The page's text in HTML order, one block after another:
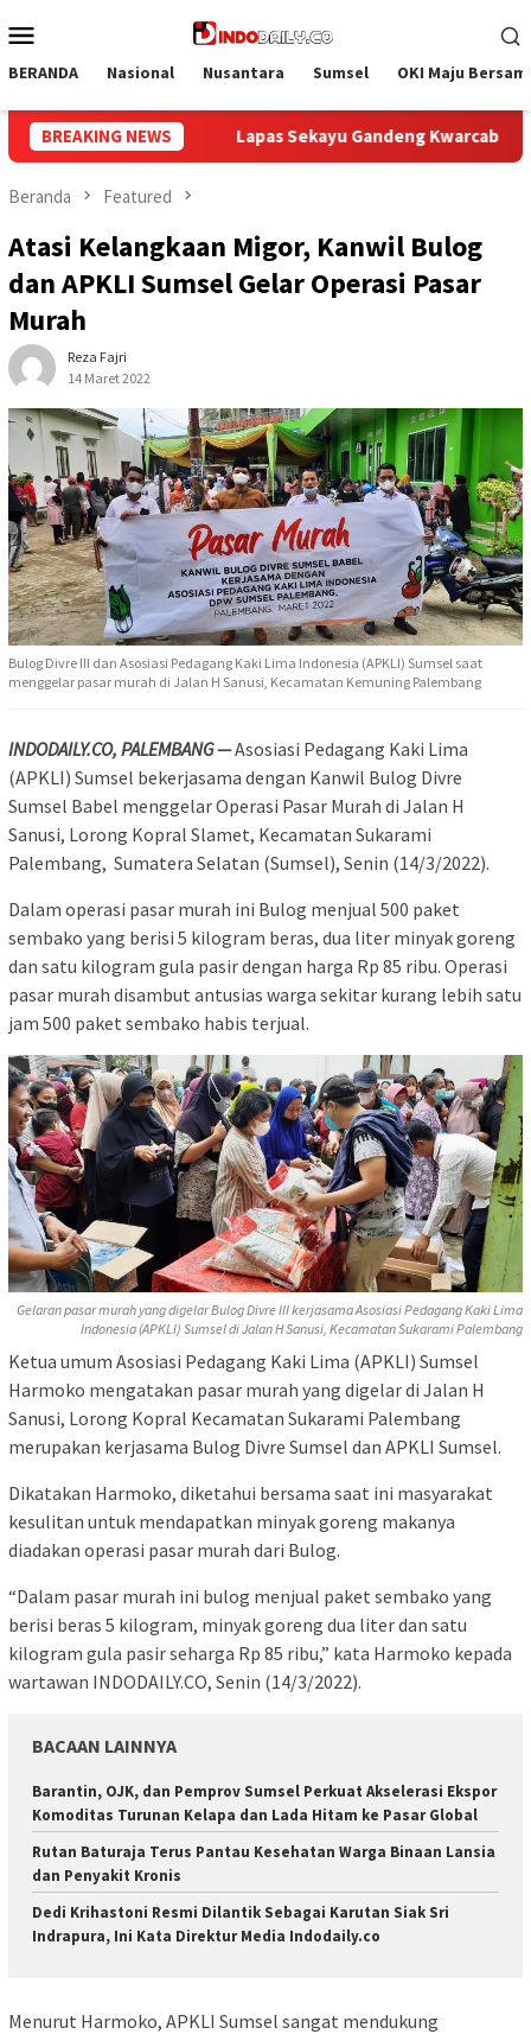
ke
Mobile
BERANDA Nasional Nusantara Sumsel OKI Maju
BREAKING NEWS
Gandeng Kwarcab Muba Berikan Materi Dasar
Beranda Featured
Atasi Kelangkaan Migor, Kanwil Bulog
dan APKLI Sumsel Gelar Operasi Pasar
Murah
Reza Fajri
14 Maret 2022
Bulog Divre III dan Asosiasi Pedagang Kaki Lima Indonesia (APKLI) Sumsel saat
menggelar pasar murah di Jalan H Sanusi, Kecamatan Kemuning Palembang
INDODAILY.CO, PALEMBANG —Asosiasi Pedagang Kaki Lima
(APKLI) Sumsel bekerjasama dengan Kanwil Bulog Divre
Sumsel Babel menggelar Operasi Pasar Murah di Jalan H
Sanusi, Lorong Kopral Slamet, Kecamatan Sukarami
Palembang, Sumatera Selatan (Sumsel), Senin (14/3/2022).
Dalam operasi pasar murah ini Bulog menjual 500 paket
sembako yang berisi 5 kilogram beras, dua liter minyak goreng
dan satu kilogram gula pasir dengan harga Rp 85 ribu. Operasi
pasar murah disambut antusias warga sekitar kurang lebih satu
jam 500 paket sembako habis terjual.
Gelaran pasar murah yang digelar Bulog Divre III kerjasama Asosiasi Pedagang Kaki Lima
Indonesia (APKLI) Sumsel di Jalan H Sanusi, Kecamatan Sukarami Palembang
Ketua umum Asosiasi Pedagang Kaki Lima (APKLI) Sumsel
Harmoko mengatakan pasar murah yang digelar di Jalan H
Sanusi, Lorong Kopral Kecamatan Sukarami Palembang
merupakan kerjasama Bulog Divre Sumsel dan APKLI Sumsel.
Dikatakan Harmoko, diketahui bersama saat ini masyarakat
kesulitan untuk mendapatkan minyak goreng makanya
diadakan operasi pasar murah dari Bulog.
“Dalam pasar murah ini bulog menjual paket sembako yang
berisi beras 5 kilogram, minyak goreng dua liter dan satu
kilogram gula pasir seharga Rp 85 ribu,” kata Harmoko kepada
wartawan INDODAILY.CO, Senin (14/3/2022).
BACAAN LAINNYA
Barantin, OJK, dan Pemprov Sumsel Perkuat Akselerasi Ekspor
Komoditas Turunan Kelapa dan Lada Hitam ke Pasar Global
Rutan Baturaja Terus Pantau Kesehatan Warga Binaan Lansia
dan Penyakit Kronis
Dedi Krihastoni Resmi Dilantik Sebagai Karutan Siak Sri
Indrapura, Ini Kata Direktur Media Indodaily.co
Menurut Harmoko, APKLI Sumsel sangat mendukung